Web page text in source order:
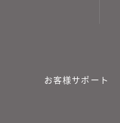
お客様サポート